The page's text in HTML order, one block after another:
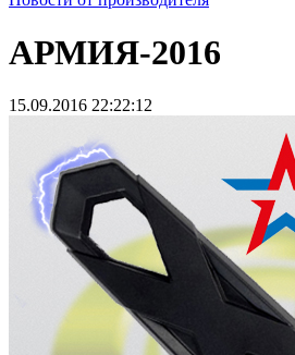
АРМИЯ-2016
15.09.2016 22:22:12